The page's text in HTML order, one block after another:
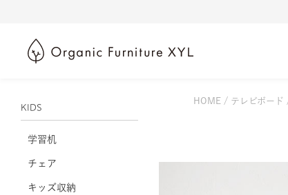
KIDS
学習机
チェア
キッズ収納
HOME テレビボード